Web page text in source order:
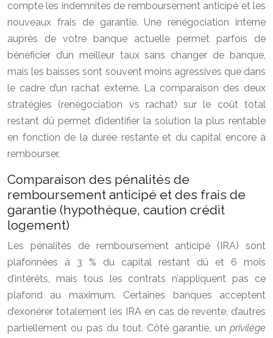
compte les indemnités de remboursement anticipé et les
nouveaux frais de garantie. Une renégociation interne
auprès de votre banque actuelle permet parfois de
bénéficier d’un meilleur taux sans changer de banque,
mais les baisses sont souvent moins agressives que dans
le cadre d’un rachat externe. La comparaison des deux
stratégies (renégociation vs rachat) sur le coût total
restant dû permet d’identifier la solution la plus rentable
en fonction de la durée restante et du capital encore à
rembourser.
Comparaison des pénalités de
remboursement anticipé et des frais de
garantie (hypothèque, caution crédit
logement)
Les pénalités de remboursement anticipé (IRA) sont
plafonnées à 3 % du capital restant dû et 6 mois
d’intérêts, mais tous les contrats n’appliquent pas ce
plafond au maximum. Certaines banques acceptent
d’exonérer totalement les IRA en cas de revente, d’autres
partiellement ou pas du tout. Côté garantie, un privilège